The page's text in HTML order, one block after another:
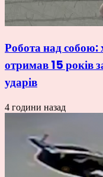
Робота над собою:
отримав 15 років
ударів
4 години назад